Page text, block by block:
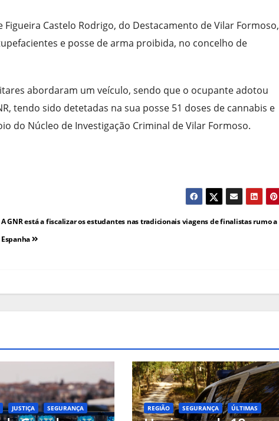
Castelo Rodrigo, do Destacamento de Vilar Formoso,
e posse de arma proibida, no concelho de
abordaram um veículo, sendo que o ocupante adotou
tendo sido detetadas na sua posse 51 doses de cannabis e
do Núcleo de Investigação Criminal de Vilar Formoso.
A GNR está a fiscalizar os estudantes nas tradicionais viagens de finalistas rumo a
Espanha
JUSTIÇA SEGURANÇA REGIÃO SEGURANÇA ÚLTIMAS